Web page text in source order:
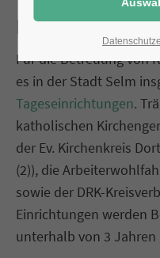
Details
Für die Betreuung von
es in der Stadt Selm
Tageseinrichtungen.
katholischen
der Ev. Kirchenkreis
(2)), die
sowie der DRK-
Einrichtungen werden
unterhalb von 3 Jahren